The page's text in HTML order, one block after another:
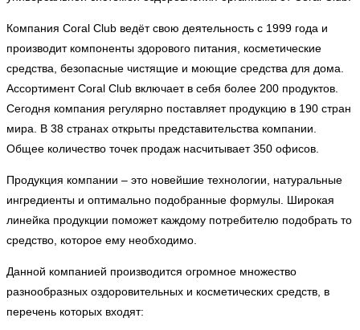
Компания Coral Club ведёт свою деятельность с 1999 года и
производит компоненты здорового питания, косметические
средства, безопасные чистящие и моющие средства для дома.
Ассортимент Coral Club включает в себя более 200 продуктов.
Сегодня компания регулярно поставляет продукцию в 190 стран
мира. В 38 странах открыты представительства компании.
Общее количество точек продаж насчитывает 350 офисов.
Продукция компании – это новейшие технологии, натуральные
ингредиенты и оптимально подобранные формулы. Широкая
линейка продукции поможет каждому потребителю подобрать то
средство, которое ему необходимо.
Данной компанией производится огромное множество
разнообразных оздоровительных и косметических средств, в
перечень которых входят: